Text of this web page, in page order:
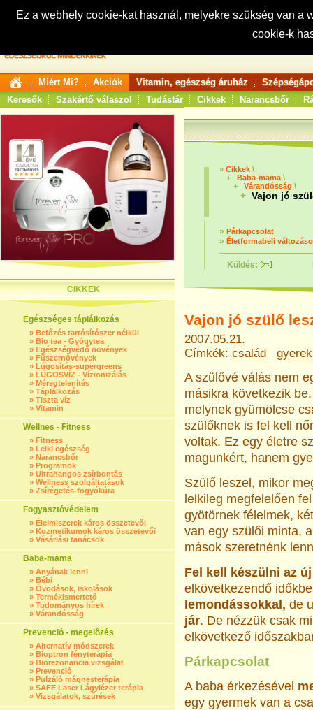
Ez a webhely cookie-kat használ, melyekre szükség van
cookie-k
Keresés:
Miért Mi? Akciók Vitamin, egészség áruház
Keresők
Szakértő válaszol Tudástár Cikkek Narancsbőr
CIKKEK
Egészséges táplálkozás
» Befőzés tartósítószer nélkül
» Bio tea - Gyógytea
» Egészségvédő növények
» Fűszernövények
» Lúgosítás-supergreens
» LÚGOSVÍZ - Vízionizálás
» Méregtelenítés
» Táplálkozás
» Tiszta víz
» Vitamin
Wellnes - Fitness
» Fitness
» Lelki egészség
» Narancsbőr
» Programok
» Ultrahangos zsírbontás
» Wellness szolgáltatások
» Zsírégetés-fogyókúra
Fogyasztóvédelem
» Élelmiszerek káros összetevői
» Kozmetikumok káros összetevői
» Vásárlási tanácsok
Baba-mama
» Anyának lenni
» Bébi
» Óvodások, iskolások
» Termékismertető
» Tudományos hírek
» Várandósság
Prevenció - megelőzés
» Alternatív módszerek
» Bioptron fényterápia
» Biorezonancia vizsgálat
» Prevenció
» Pulzáló mágnesterápia
» SAFE Laser Lágylézer terápia
» Vizsgálatok, szűrések
» Cikkek \
+
Baba-mama \
+
Várandósság \
+ Vajon jó
» Párkapcsolat
» Életformabeli
Küldés:
Vajon jó szülő
2007.05.21.
Címkék: család gyerek
A szülővé válás nem
másikra következik
melynek gyümölcse
szülőknek is fel kell
voltak. Ez egy életre
magunkért, hanem
Szülő leszel, mikor
lelkileg megfelelően
gyötörnek félelmek,
van egy szülői minta,
mások szeretnénk
Fel kell készülni az
elkövetkezendő
lemondássokkal, de
jár. De nézzük csak
elkövetkező
Párkapcsolat
A baba érkezésével
egy gyermek van a